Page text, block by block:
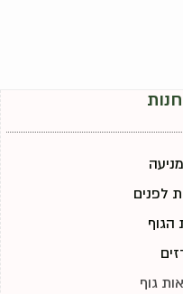
לפנים
הגוף
גוף